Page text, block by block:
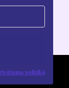
politikā